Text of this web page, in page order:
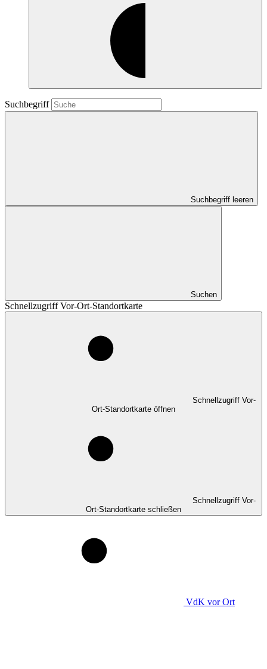
Suchbegriff
Suchbegriff leeren
Suchen
Schnellzugriff Vor-Ort-Standortkarte
Schnellzugriff Vor-
Ort-Standortkarte öffnen
Schnellzugriff Vor-
Ort-Standortkarte schließen
VdK vor Ort